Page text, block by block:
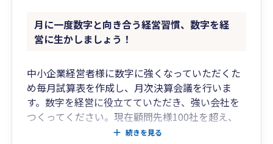
月に一度数字と向き合う経営習慣、数字を経
営に生かしましょう！
中小企業経営者様に数字に強くなっていただくた
め毎月試算表を作成し、月次決算会議を行いま
す。数字を経営に役立てていただき、強い会社を
つくってください。現在顧問先様100社を超え、
多くの信頼をいただいております。全国どこでも
続きを見る